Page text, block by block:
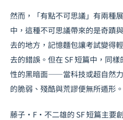
然而，「有點不可思議」有兩種
中，這種不可思議帶來的是奇
去的地方，記憶麵包讓考試變得
去的錯誤。但在 SF 短篇中，同
性的黑暗面——當科技或超自然
的脆弱、殘酷與荒謬便無所遁形。
藤子·F·不二雄的 SF 短篇主要創